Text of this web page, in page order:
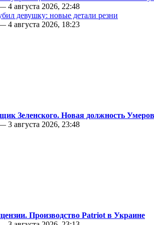
4 августа 2026, 22:48
девушку: новые детали резни
4 августа 2026, 18:23
Зеленского. Новая должность
3 августа 2026, 23:48
Производство Patriot в Украине